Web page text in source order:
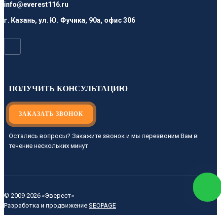
ЗАКАЗАТЬ
info@everest116.ru
г. Казань, ул. Ю. Фучика, 90а, офис 306
ПОЛУЧИТЬ КОНСУЛЬТАЦИЮ
ЗАКАЗАТЬ ЗВОНОК
Остались вопросы? Закажите звонок и мы перезвоним Вам в
течение нескольких минут
© 2009-2026 «Эверест»
Разработка и продвижение SEOPAGE